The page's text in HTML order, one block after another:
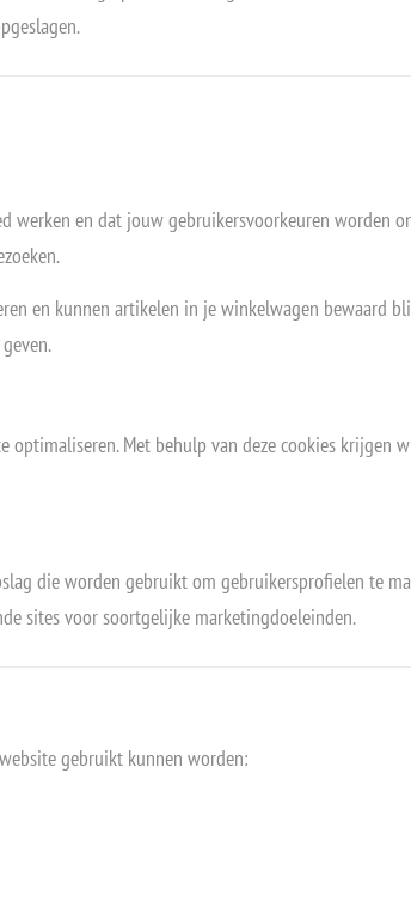
werken en dat jouw gebruikersvoorkeuren worden
en kunnen artikelen in je winkelwagen bewaard
Met behulp van deze cookies krijgen
die worden gebruikt om gebruikersprofielen te
sites voor soortgelijke marketingdoeleinden.
gebruikt kunnen worden: